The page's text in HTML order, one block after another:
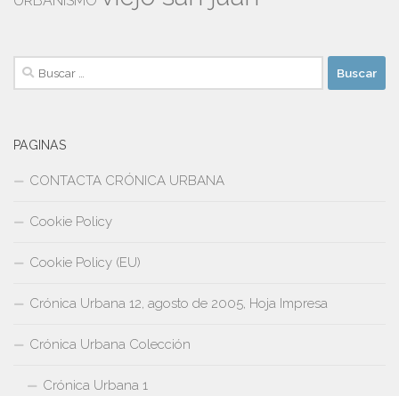
Buscar:
PAGINAS
CONTACTA CRÓNICA URBANA
Cookie Policy
Cookie Policy (EU)
Crónica Urbana 12, agosto de 2005, Hoja Impresa
Crónica Urbana Colección
Crónica Urbana 1